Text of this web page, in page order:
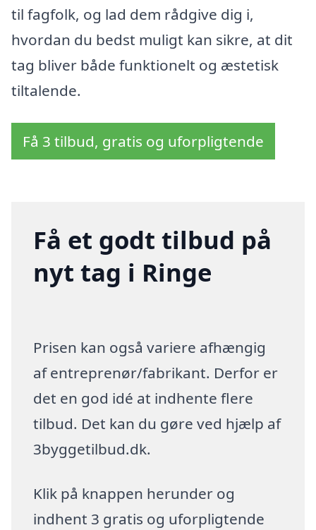
til fagfolk, og lad dem rådgive dig i,
hvordan du bedst muligt kan sikre, at dit
tag bliver både funktionelt og æstetisk
tiltalende.
Få 3 tilbud, gratis og uforpligtende
Få et godt tilbud på
nyt tag i Ringe
Prisen kan også variere afhængig
af entreprenør/fabrikant. Derfor er
det en god idé at indhente flere
tilbud. Det kan du gøre ved hjælp af
3byggetilbud.dk.
Klik på knappen herunder og
indhent 3 gratis og uforpligtende